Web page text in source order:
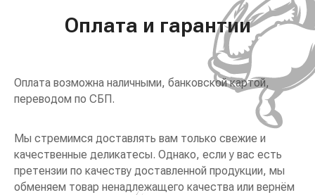
Оплата и гарантии
Оплата возможна наличными, банковской картой,
переводом по СБП.
Мы стремимся доставлять вам только свежие и
качественные деликатесы. Однако, если у вас есть
претензии по качеству доставленной продукции, мы
обменяем товар ненадлежащего качества или вернём